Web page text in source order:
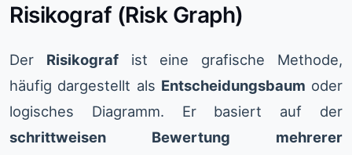
Risikograf (Risk Graph)
Der Risikografist eine grafische Methode,
häufig dargestellt als Entscheidungsbaum oder
logisches Diagramm. Er basiert auf der
schrittweisen Bewertung mehrerer